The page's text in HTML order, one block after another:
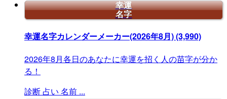
幸運
名字
幸運名字カレンダーメーカー(2026年8月)(3,990)
2026年8月各日のあなたに幸運を招く人の苗字が分か
る！
診断 占い 名前 ...